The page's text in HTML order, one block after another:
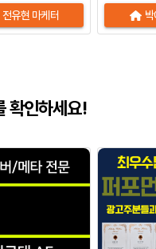
전유현 마케터
확인하세요!